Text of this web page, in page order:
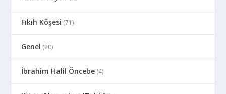
Fıkıh Köşesi (71)
Genel (20)
İbrahim Halil Öncebe (4)